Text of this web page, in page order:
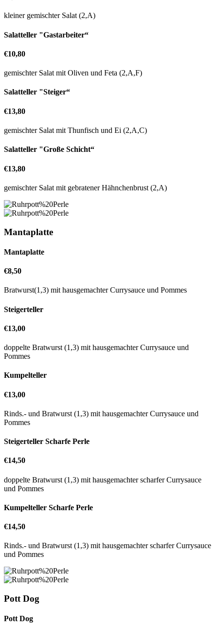
kleiner gemischter Salat (2,A)
Salatteller "Gastarbeiter“
€10,80
gemischter Salat mit Oliven und Feta (2,A,F)
Salatteller "Steiger“
€13,80
gemischter Salat mit Thunfisch und Ei (2,A,C)
Salatteller "Große Schicht“
€13,80
gemischter Salat mit gebratener Hähnchenbrust (2,A)
Mantaplatte
Mantaplatte
€8,50
Bratwurst(1,3) mit hausgemachter Currysauce und Pommes
Steigerteller
€13,00
doppelte Bratwurst (1,3) mit hausgemachter Currysauce und
Pommes
Kumpelteller
€13,00
Rinds.- und Bratwurst (1,3) mit hausgemachter Currysauce und
Pommes
Steigerteller Scharfe Perle
€14,50
doppelte Bratwurst (1,3) mit hausgemachter scharfer Currysauce
und Pommes
Kumpelteller Scharfe Perle
€14,50
Rinds.- und Bratwurst (1,3) mit hausgemachter scharfer Currysauce
und Pommes
Pott Dog
Pott Dog